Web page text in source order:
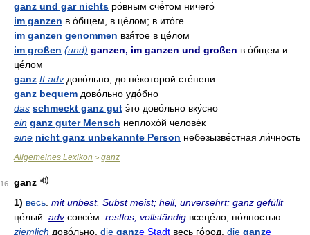
ganz und gar nichts ро́вным счё́том ничего́
im ganzen в о́бщем, в це́лом; в ито́ге
im ganzen genommen взя́тое в це́лом
im großen (und) ganzen, im ganzen und großen в о́бщем и
це́лом
ganz II advдово́льно, до не́которой сте́пени
ganz bequem дово́льно удо́бно
das schmeckt ganz gut э́то дово́льно вку́сно
ein ganz guter Mensch неплохо́й челове́к
eine nicht ganz unbekannte Person небезызве́стная ли́чность
Allgemeines Lexikon > ganz
16
ganz
1) весь mit unbest. Substmeist; heil, unversehrt; ganz gefüllt
це́лый adv совсе́м restlos, vollständig всеце́ло по́лностью
ziemlich дово́льно die ganze Stadt весь го́род die ganze